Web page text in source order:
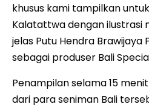
khusus kami tampilkan
Kalatattwa dengan ilustrasi
jelas Putu Hendra Brawijaya
sebagai produser Bali
Penampilan selama 15
dari para seniman Bali